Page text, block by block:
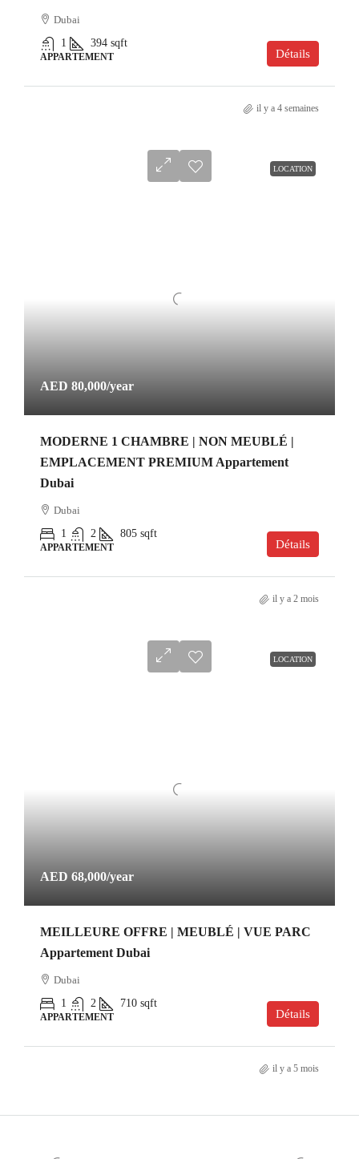
Dubai
1
394 sqft
APPARTEMENT Détails
il y a 4 semaines
LOCATION
AED 80,000/year
MODERNE 1 CHAMBRE | NON MEUBLÉ |
EMPLACEMENT PREMIUM Appartement
Dubai
Dubai
1
2 805 sqft
APPARTEMENT Détails
il y a 2 mois
LOCATION
AED 68,000/year
MEILLEURE OFFRE | MEUBLÉ | VUE PARC
Appartement Dubai
Dubai
1
2 710 sqft
APPARTEMENT Détails
il y a 5 mois